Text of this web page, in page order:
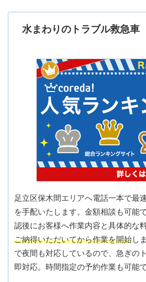
水まわりのトラブル救急車
足立区保木間エリアへ電話一本で最
を手配いたします。金額相談も可能
認後にお客様へ作業内容と具体的な
ご納得いただいてから作業を開始し
で夜間も対応しているので、急ぎの
即対応。時間指定の予約作業も可能で